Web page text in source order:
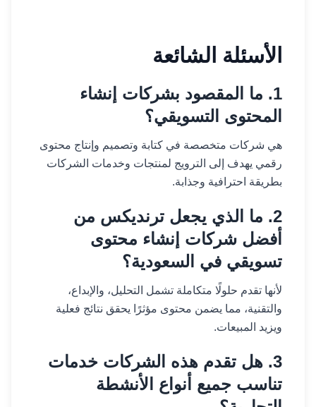
الأسئلة الشائعة
1. ما المقصود بشركات إنشاء
المحتوى التسويقي؟
هي شركات متخصصة في كتابة وتصميم وإنتاج محتوى
رقمي يهدف إلى الترويج لمنتجات وخدمات الشركات
بطريقة احترافية وجذابة.
2. ما الذي يجعل ترنديكس من
أفضل شركات إنشاء محتوى
تسويقي في السعودية؟
لأنها تقدم حلولًا متكاملة تشمل التحليل، والإبداع،
والتقنية، مما يضمن محتوى مؤثرًا يحقق نتائج فعلية
ويزيد المبيعات.
3. هل تقدم هذه الشركات خدمات
تناسب جميع أنواع الأنشطة